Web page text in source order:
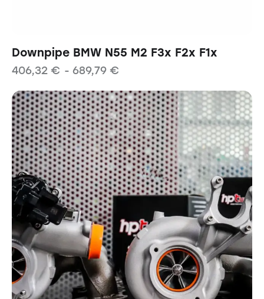
Downpipe BMW N55 M2 F3x F2x F1x
406,32 € - 689,79 €